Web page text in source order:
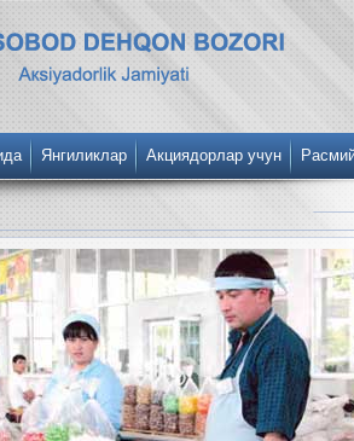
Янгиликлар Акциядорлар учун